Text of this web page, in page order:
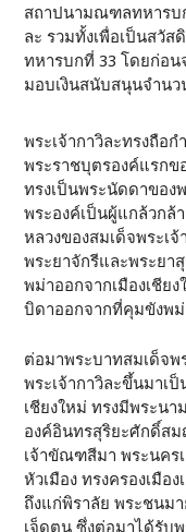
สถาปนามณฑลทหารบก
ละ รวมทั้งเพื่อเป็นสวั
ทหารบกที่ 33 โดยก่อน
มอบเงินสนับสนุนจำนว
พระเจ้ากาวิละทรงถือ
พระราชบุตรองค์แรกข
ทรงเป็นพระนัดดาของ
พระองค์เป็นผู้แกล้วกล้
หลวงของสมเด็จพระเ
พระยาจักรีและพระยา
พม่าออกจากเมืองเชีย
บิดาออกจากที่คุมขังพม่
ต่อมาพระบาทสมเด็จ
พระเจ้ากาวิละขึ้นมาเป็
เชียงใหม่ ทรงมีพระน
องค์อินทรสุริยะศักดิ์ส
เจ้าขัณฑสีมา พระนคร
หัวเมือง ทรงครองเมือ
ถึงแก่พิราลัย พระชนม
เจ็ดตน ซึ่งต่อมาได้รับ